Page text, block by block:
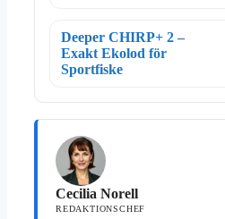
Deeper CHIRP+ 2 –
Exakt Ekolod för
Sportfiske
Cecilia Norell
REDAKTIONSCHEF